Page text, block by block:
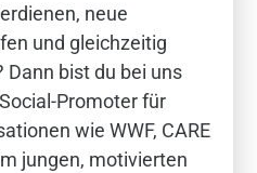
neue
und gleichzeitig
bist du bei uns
Promoter für
wie WWF, CARE
jungen, motivierten